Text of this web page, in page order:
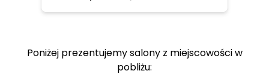
Poniżej prezentujemy salony z miejscowości w
pobliżu: